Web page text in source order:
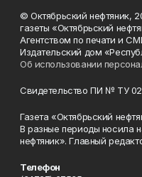
© Октябрьский нефтяник,
газеты «Октябрьский
Агентством по печати и
Издательский дом
Об использовании
Свидетельство ПИ № ТУ
Газета «Октябрьский
В разные периоды носила
нефтяник». Главный
Телефон